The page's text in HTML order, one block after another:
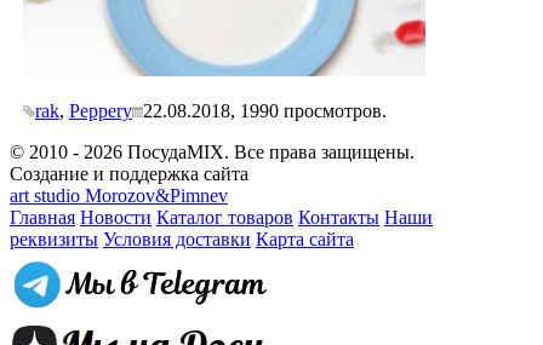
rak, Peppery 22.08.2018, 1990просмотров.
© 2010 - 2026 ПосудаMIX. Все права защищены.
Создание и поддержка сайта
art studio Morozov&Pimnev
Главная Новости Каталог товаров Контакты Наши
реквизиты Условия доставки Карта сайта